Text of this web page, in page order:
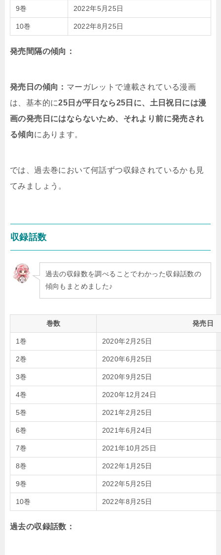
9巻 2022年5月25日
10巻 2022年8月25日
発売間隔の傾向：
発売日の傾向： マーガレットで連載されている漫画
は、基本的に25日が平日なら25日に、土日祝日には漫
画の発売日にはならないため、それより前に発売され
る傾向にあります。
では、過去巻において何話ずつ収録されているかも見
てみましょう。
収録話数
過去の収録数を調べることでわかった収録話数の
傾向もまとめました♪
巻数 発売日
1巻 2020年2月25日
2巻 2020年6月25日
3巻 2020年9月25日
4巻 2020年12月24日
5巻 2021年2月25日
6巻 2021年6月24日
7巻 2021年10月25日
8巻 2022年1月25日
9巻 2022年5月25日
10巻 2022年8月25日
過去の収録話数：